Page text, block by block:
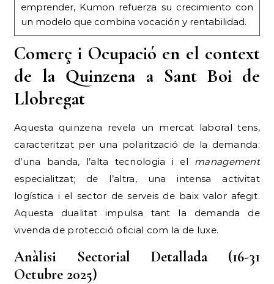
emprender, Kumon refuerza su crecimiento con
un modelo que combina vocación y rentabilidad.
Comerç i Ocupació en el context
de la Quinzena a Sant Boi de
Llobregat
Aquesta quinzena revela un mercat laboral tens,
caracteritzat per una polarització de la demanda:
d’una banda, l’alta tecnologia i el management
especialitzat; de l’altra, una intensa activitat
logística i el sector de serveis de baix valor afegit.
Aquesta dualitat impulsa tant la demanda de
vivenda de protecció oficial com la de luxe.
Anàlisi Sectorial Detallada (16-31
Octubre 2025)